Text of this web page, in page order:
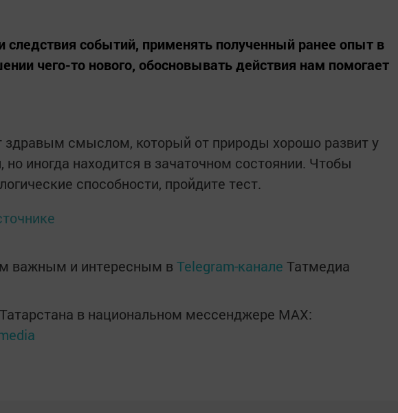
следствия событий, применять полученный ранее опыт в
чего-то нового, обосновывать действия нам помогает
смыслом, который от природы хорошо развит у
иногда находится в зачаточном состоянии. Чтобы
способности, пройдите тест.
важным и интересным в Telegram-канале Татмедиа
в национальном мессенджере MАХ: